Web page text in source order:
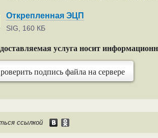
Открепленная ЭЦП
SIG, 160 КБ
услуга носит
подпись файла на сервере
ссылкой